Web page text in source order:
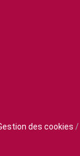
des cookies /